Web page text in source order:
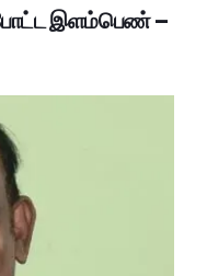
போட்ட இளம்பெண் –